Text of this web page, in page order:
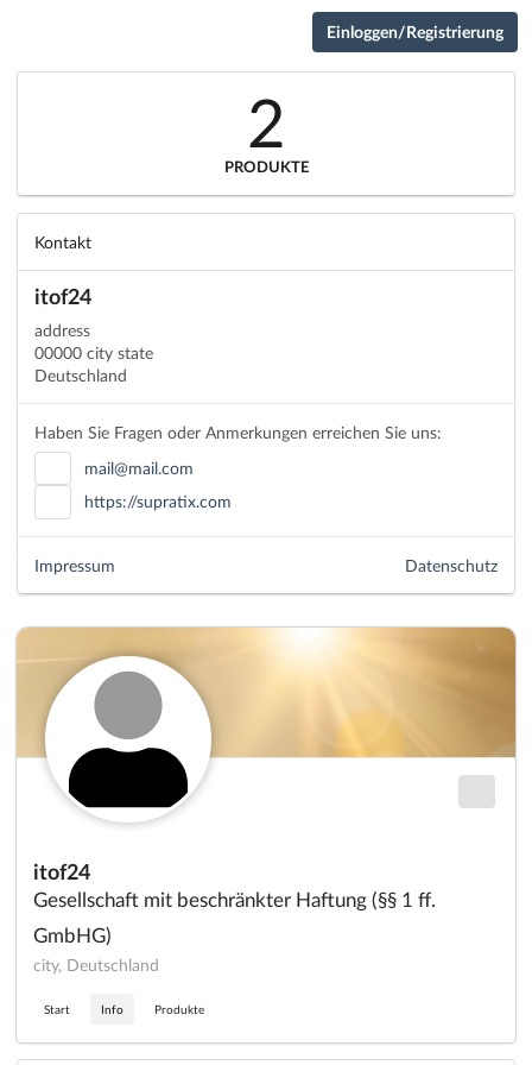
Einloggen/Registrierung
itof24
Gesellschaft mit beschränkter Haftung (§§ 1 ff.
GmbHG)
city, Deutschland
Start Info Produkte
2
PRODUKTE
Kontakt
itof24
address
00000 city state
Deutschland
Haben Sie Fragen oder Anmerkungen erreichen Sie uns:
mail@mail.com
https://supratix.com
Datenschutz
Impressum